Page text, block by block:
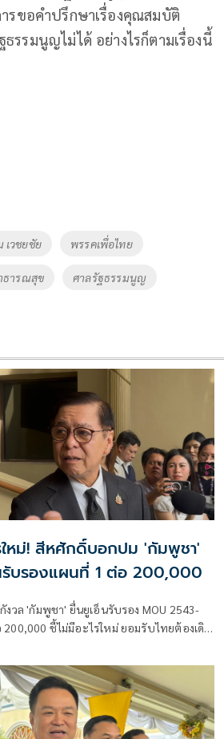
ารขอคำปรึกษาเรื่องคุณสมบัติ
รรมนูญไม่ได้ อย่างไรก็ตามเรื่องนี้
เวชยชัย พรรคเพื่อไทย
ธารณสุข ศาลรัฐธรรมนูญ
ใหม่! สีหศักดิ์บอกปม 'กัมพูชา'
บรองแผนที่ 1 ต่อ 200,000
งวล 'กัมพูชา' ยื่นยูเอ็นรับรอง MOU 2543-
ชี้ไม่มีอะไรใหม่ ยอมรับไทยต้องเดิน
ฯระวังตกเป็นเครื่องมือเขมร​